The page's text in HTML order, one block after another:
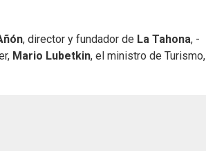
, director y fundador de La Tahona, -
Mario Lubetkin, el ministro de Turismo,